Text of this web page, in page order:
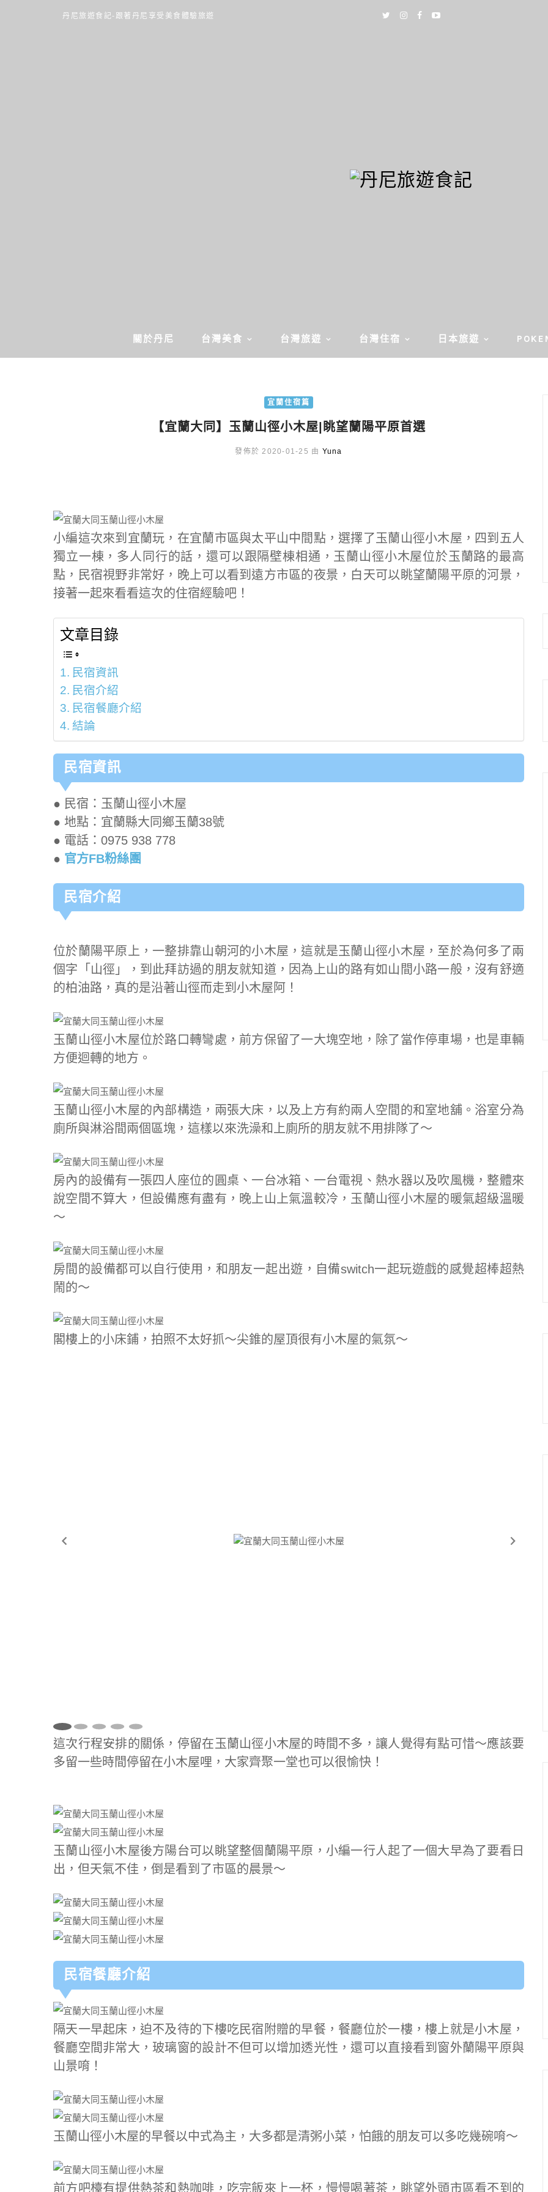
丹尼旅遊食記-跟著丹尼享受美食體驗旅遊
關於丹尼 台灣美食 台灣旅遊 台灣住宿 日本旅遊
宜蘭住宿篇
【宜蘭大同】玉蘭山徑小木屋|眺望蘭陽平原首選
發佈於 2020-01-25 由 Yuna
小編這次來到宜蘭玩，在宜蘭市區與太平山中間點，選擇了玉蘭山徑小木屋，四到五人
獨立一棟，多人同行的話，還可以跟隔壁棟相通，玉蘭山徑小木屋位於玉蘭路的最高
點，民宿視野非常好，晚上可以看到遠方市區的夜景，白天可以眺望蘭陽平原的河景，
接著一起來看看這次的住宿經驗吧！
文章目錄
民宿資訊
民宿介紹
民宿餐廳介紹
結論
民宿資訊
● 民宿：玉蘭山徑小木屋
● 地點：宜蘭縣大同鄉玉蘭38號
● 電話：0975 938 778
● 官方FB粉絲團
民宿介紹
位於蘭陽平原上，一整排靠山朝河的小木屋，這就是玉蘭山徑小木屋，至於為何多了兩
個字「山徑」，到此拜訪過的朋友就知道，因為上山的路有如山間小路一般，沒有舒適
的柏油路，真的是沿著山徑而走到小木屋阿！
玉蘭山徑小木屋位於路口轉彎處，前方保留了一大塊空地，除了當作停車場，也是車輛
方便迴轉的地方。
玉蘭山徑小木屋的內部構造，兩張大床，以及上方有約兩人空間的和室地舖。浴室分為
廁所與淋浴間兩個區塊，這樣以來洗澡和上廁所的朋友就不用排隊了～
房內的設備有一張四人座位的圓桌、一台冰箱、一台電視、熱水器以及吹風機，整體來
說空間不算大，但設備應有盡有，晚上山上氣溫較冷，玉蘭山徑小木屋的暖氣超級溫暖
～
房間的設備都可以自行使用，和朋友一起出遊，自備switch一起玩遊戲的感覺超棒超熱
鬧的～
閣樓上的小床鋪，拍照不太好抓～尖錐的屋頂很有小木屋的氣氛～
這次行程安排的關係，停留在玉蘭山徑小木屋的時間不多，讓人覺得有點可惜～應該要
多留一些時間停留在小木屋哩，大家齊聚一堂也可以很愉快！
玉蘭山徑小木屋後方陽台可以眺望整個蘭陽平原，小編一行人起了一個大早為了要看日
出，但天氣不佳，倒是看到了市區的晨景～
民宿餐廳介紹
隔天一早起床，迫不及待的下樓吃民宿附贈的早餐，餐廳位於一樓，樓上就是小木屋，
餐廳空間非常大，玻璃窗的設計不但可以增加透光性，還可以直接看到窗外蘭陽平原與
山景唷！
玉蘭山徑小木屋的早餐以中式為主，大多都是清粥小菜，怕餓的朋友可以多吃幾碗唷～
前方吧檯有提供熱茶和熱咖啡，吃完飯來上一杯，慢慢喝著茶，眺望外頭市區看不到的